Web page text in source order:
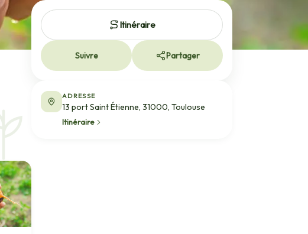
Itinéraire
Suivre Partager
ADRESSE
13 port Saint Étienne, 31000, Toulouse
Itinéraire